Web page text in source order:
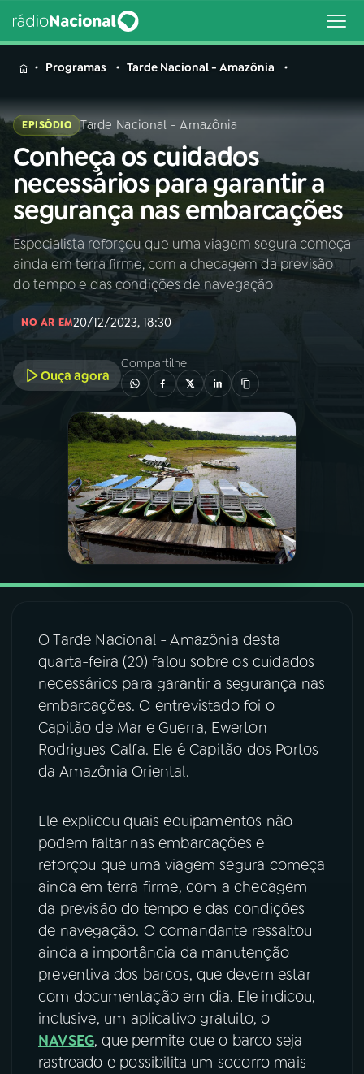
MENU
Buscar
na
Rádio
Nacional
Buscar
AO VIVO
01 INÍCIO
PROGRAMAS
PODCASTS
VIDEOCASTS
08 FESTIVAL DE MÚSICA
ACOMPANHE A RÁDIO NACIONAL
YouTube Facebook
TikTok
Programas Tarde Nacional - Amazônia
EPISÓDIO Tarde Nacional - Amazônia
Conheça os cuidados
necessários para garantir a
segurança nas embarcações
Especialista reforçou que uma viagem segura começa
ainda em terra firme, com a checagem da previsão
do tempo e das condições de navegação
NO AR EM20/12/2023, 18:30
Ouça agora
Compartilhe
O Tarde Nacional - Amazônia desta
quarta-feira (20) falou sobre os cuidados
necessários para garantir a segurança nas
embarcações. O entrevistado foi o
Capitão de Mar e Guerra, Ewerton
Rodrigues Calfa. Ele é Capitão dos Portos
da Amazônia Oriental.
Ele explicou quais equipamentos não
podem faltar nas embarcações e
reforçou que uma viagem segura começa
ainda em terra firme, com a checagem
da previsão do tempo e das condições
de navegação. O comandante ressaltou
ainda a importância da manutenção
preventiva dos barcos, que devem estar
com documentação em dia. Ele indicou,
inclusive, um aplicativo gratuito, o
NAVSEG, que permite que o barco seja
rastreado e possibilita um socorro mais